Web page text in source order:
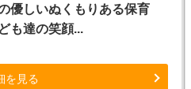
優しいぬくもりある保育
も達の笑顔...
を見る